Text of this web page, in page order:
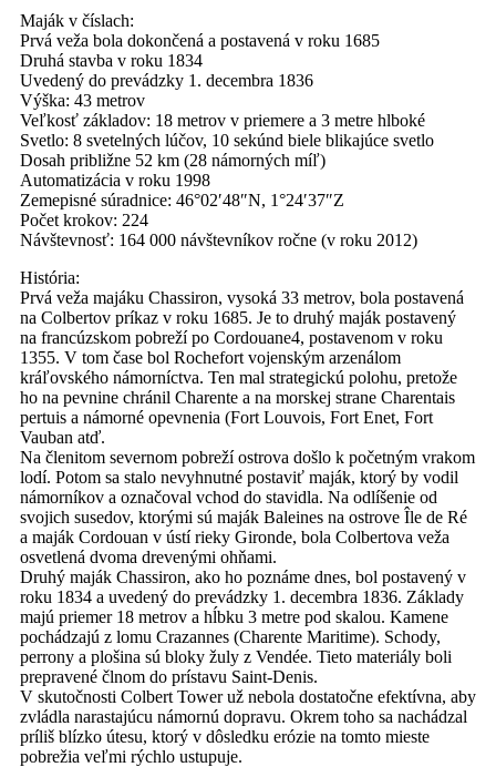
Maják v číslach:
Prvá veža bola dokončená a postavená v roku 1685
Druhá stavba v roku 1834
Uvedený do prevádzky 1. decembra 1836
Výška: 43 metrov
Veľkosť základov: 18 metrov v priemere a 3 metre hlboké
Svetlo: 8 svetelných lúčov, 10 sekúnd biele blikajúce svetlo
Dosah približne 52 km (28 námorných míľ)
Automatizácia v roku 1998
Zemepisné súradnice: 46°02′48″N, 1°24′37″Z
Počet krokov: 224
Návštevnosť: 164 000 návštevníkov ročne (v roku 2012)
História:
Prvá veža majáku Chassiron, vysoká 33 metrov, bola postavená
na Colbertov príkaz v roku 1685. Je to druhý maják postavený
na francúzskom pobreží po Cordouane4, postavenom v roku
1355. V tom čase bol Rochefort vojenským arzenálom
kráľovského námorníctva. Ten mal strategickú polohu, pretože
ho na pevnine chránil Charente a na morskej strane Charentais
pertuis a námorné opevnenia (Fort Louvois, Fort Enet, Fort
Vauban atď.
Na členitom severnom pobreží ostrova došlo k početným vrakom
lodí. Potom sa stalo nevyhnutné postaviť maják, ktorý by vodil
námorníkov a označoval vchod do stavidla. Na odlíšenie od
svojich susedov, ktorými sú maják Baleines na ostrove Île de Ré
a maják Cordouan v ústí rieky Gironde, bola Colbertova veža
osvetlená dvoma drevenými ohňami.
Druhý maják Chassiron, ako ho poznáme dnes, bol postavený v
roku 1834 a uvedený do prevádzky 1. decembra 1836. Základy
majú priemer 18 metrov a hĺbku 3 metre pod skalou. Kamene
pochádzajú z lomu Crazannes (Charente Maritime). Schody,
perrony a plošina sú bloky žuly z Vendée. Tieto materiály boli
prepravené člnom do prístavu Saint-Denis.
V skutočnosti Colbert Tower už nebola dostatočne efektívna, aby
zvládla narastajúcu námornú dopravu. Okrem toho sa nachádzal
príliš blízko útesu, ktorý v dôsledku erózie na tomto mieste
pobrežia veľmi rýchlo ustupuje.